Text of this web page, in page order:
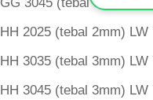
HH 2025 (tebal 2mm)
HH 3035 (tebal 3mm)
HH 3045 (tebal 3mm)